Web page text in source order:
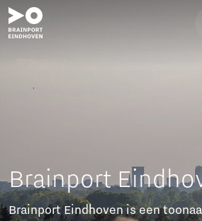
Brainport
Het Brainport Partnerfonds